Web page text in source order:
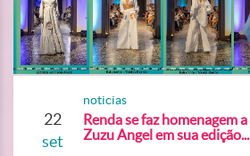
22
set
noticias
Renda se faz homenagem a
Zuzu Angel em sua edição...